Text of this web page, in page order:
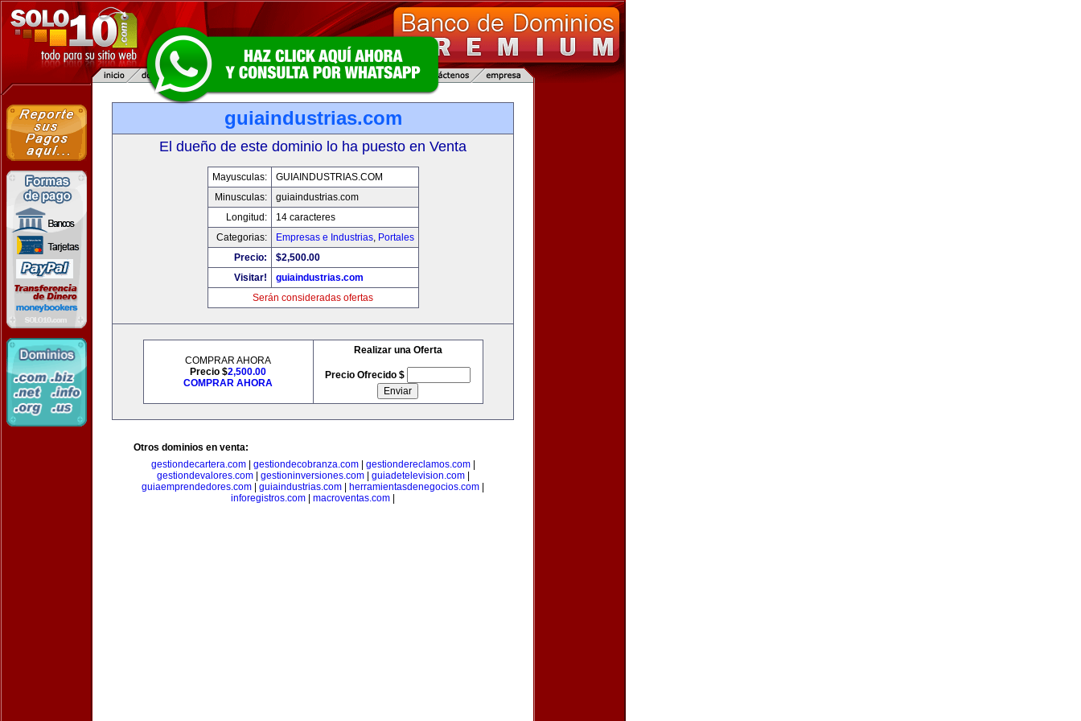
guiaindustrias.com
El dueño de este dominio lo ha puesto en Venta
Mayusculas:
GUIAINDUSTRIAS.COM
Minusculas:
guiaindustrias.com
Longitud:
14 caracteres
Categorias:
Empresas e Industrias, Portales
Precio:
$2,500.00
Visitar!
guiaindustrias.com
Serán consideradas ofertas
COMPRAR AHORA
Precio $2,500.00
COMPRAR AHORA
Realizar una Oferta
Precio Ofrecido $
Otros dominios en venta:
gestiondecartera.com| gestiondecobranza.com| gestiondereclamos.com|
gestiondevalores.com| gestioninversiones.com| guiadetelevision.com|
guiaemprendedores.com
guiaindustrias.com herramientasdenegocios.com
inforegistros.com
macroventas.com